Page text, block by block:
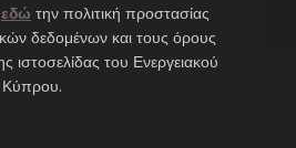
εδώ την πολιτική προστασίας
δεδομένων και τους όρους
ιστοσελίδας του Ενεργειακού
Κύπρου.